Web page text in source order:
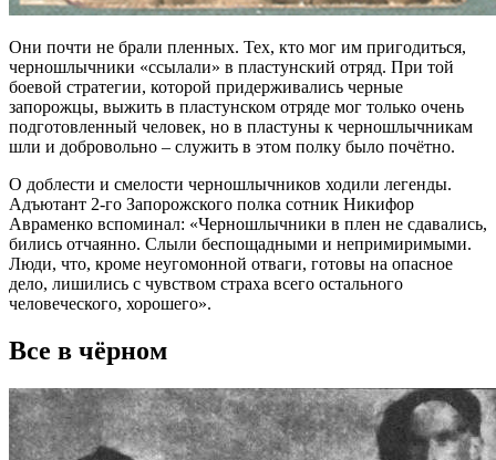
Они почти не брали пленных. Тех, кто мог им пригодиться,
черношлычники «ссылали» в пластунский отряд. При той
боевой стратегии, которой придерживались черные
запорожцы, выжить в пластунском отряде мог только очень
подготовленный человек, но в пластуны к черношлычникам
шли и добровольно – служить в этом полку было почётно.
О доблести и смелости черношлычников ходили легенды.
Адъютант 2-го Запорожского полка сотник Никифор
Авраменко вспоминал: «Черношлычники в плен не сдавались,
бились отчаянно. Слыли беспощадными и непримиримыми.
Люди, что, кроме неугомонной отваги, готовы на опасное
дело, лишились с чувством страха всего остального
человеческого, хорошего».
Все в чёрном